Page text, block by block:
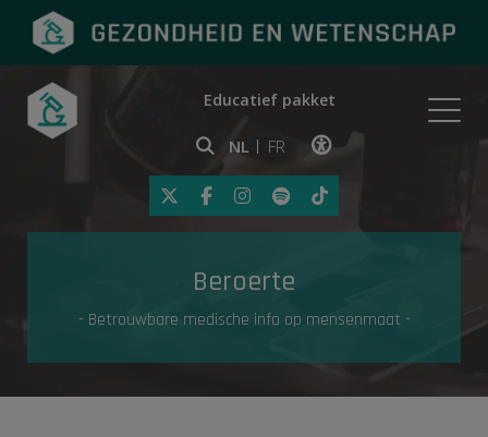
Onderwerpen
Gezondheid in de media
Educatief pakket
NL FR
Klik op deze link om
Beroerte
- Betrouwbare medische info op mensenmaat -